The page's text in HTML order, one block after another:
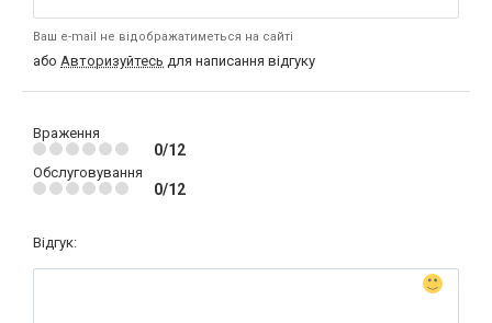
Ваш e-mail не відображатиметься на сайті
або Авторизуйтесь для написання відгуку
Враження
0/12
Обслуговування
0/12
Відгук: